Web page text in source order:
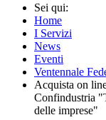
Sei qui:
Home
I Servizi
News
Eventi
Ventennale
Acquista on
Confindustria
delle imprese"